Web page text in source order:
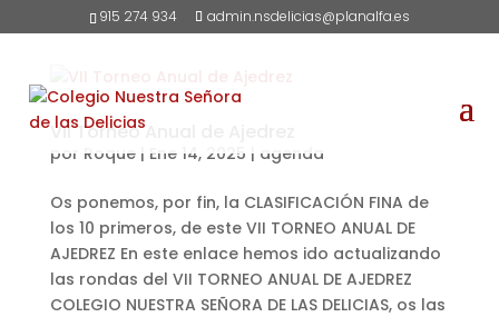
915 274 934 admin.nsdelicias@planalfa.es
VII Torneo Anual de Ajedrez
por Roque| Ene 14, 2025 | agenda
Os ponemos, por fin, la CLASIFICACIÓN FINA de
los 10 primeros, de este VII TORNEO ANUAL DE
AJEDREZ En este enlace hemos ido actualizando
las rondas del VII TORNEO ANUAL DE AJEDREZ
COLEGIO NUESTRA SEÑORA DE LAS DELICIAS, os las